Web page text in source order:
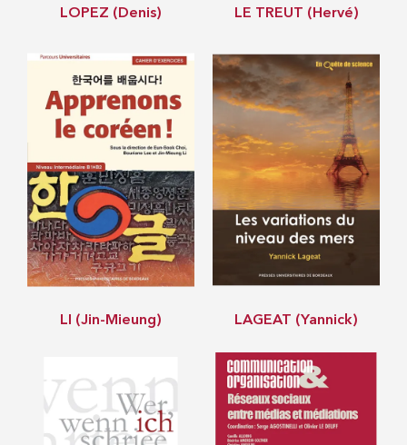
LOPEZ (Denis) LE TREUT (Hervé)
LI (Jin-Mieung) LAGEAT (Yannick)